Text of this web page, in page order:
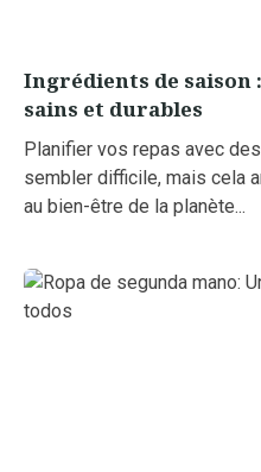
Ingrédients de saison
sains et durables
Planifier vos repas avec
sembler difficile, mais cela
au bien-être de la planète...